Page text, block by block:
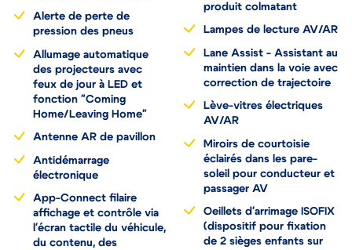
Alerte de perte de
pression des pneus
Allumage automatique
des projecteurs avec
feux de jour à LED et
fonction "Coming
Home/Leaving Home"
Antenne AR de pavillon
Antidémarrage
électronique
App-Connect filaire
affichage et contrôle via
l'écran tactile du véhicule,
du contenu, des
produit colmatant
Lampes de lecture AV/AR
Lane Assist - Assistant au
maintien dans la voie avec
correction de trajectoire
Lève-vitres électriques
AV/AR
Miroirs de courtoisie
éclairés dans les pare-
soleil pour conducteur et
passager AV
Oeillets d'arrimage ISOFIX
(dispositif pour fixation
de 2 sièges enfants sur